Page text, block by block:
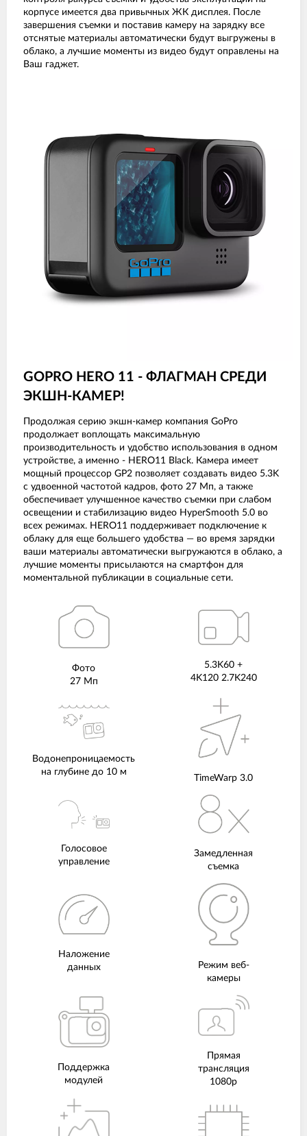
корпусе имеется два привычных ЖК дисплея. После
завершения съемки и поставив камеру на зарядку все
отснятые материалы автоматически будут выгружены в
облако, а лучшие моменты из видео будут оправлены на
Ваш гаджет.
GOPRO HERO 11 - ФЛАГМАН СРЕДИ
ЭКШН-КАМЕР!
Продолжая серию экшн-камер компания GoPro
продолжает воплощать максимальную
производительность и удобство использования в одном
устройстве, а именно - HERO11 Black. Камера имеет
мощный процессор GP2 позволяет создавать видео 5.3K
с удвоенной частотой кадров, фото 27 Мп, а также
обеспечивает улучшенное качество съемки при слабом
освещении и стабилизацию видео HyperSmooth 5.0 во
всех режимах. HERO11 поддерживает подключение к
облаку для еще большего удобства — во время зарядки
ваши материалы автоматически выгружаются в облако, а
лучшие моменты присылаются на смартфон для
моментальной публикации в социальные сети.
Фото
27 Мп
5.3K60 +
4K120 2.7K240
Водонепроницаемость
на глубине до 10 м
TimeWarp 3.0
Голосовое
управление
Замедленная
съемка
Наложение
данных
Режим веб-
камеры
Поддержка
модулей
Прямая
трансляция
1080p